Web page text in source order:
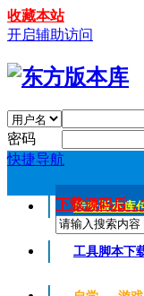
收藏本站
开启辅助访问
密码
快捷导航
传奇版本库
工具脚本下
下载源码后